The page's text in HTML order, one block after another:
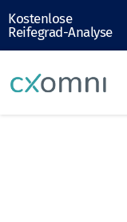
Kostenlose
Reifegrad-Analyse